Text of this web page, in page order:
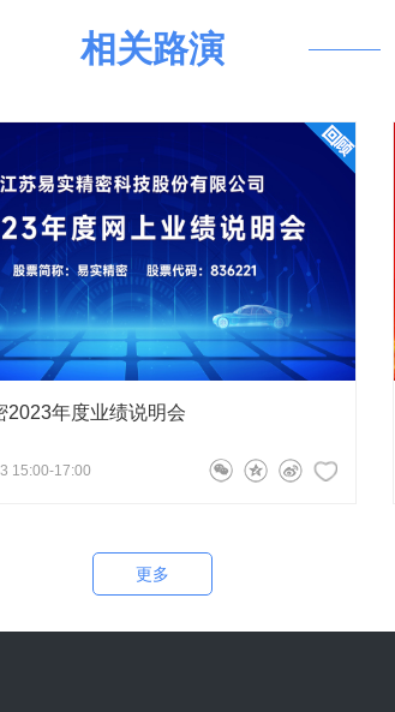
易实精密 董事长、总经理徐爱明
规模的比重为4.67%。公司产品研发
所在基础研究和前沿探索方面的优势
来加大公司的外延性发展？
2026-05-14 16:14:09 董事会秘书肖永定
息披露义务。感谢您的关注！谢谢！
2026-05-14 16:10:00 董事会秘书肖永定
均在稳定推进中。2026年我们将持续
作出相应调整和应对。
造行业，向上游
一个市级企业技
证书，高精度一体
合发展试点示范
相关路演
2023年度业绩说明会
15:00-17:00
更多